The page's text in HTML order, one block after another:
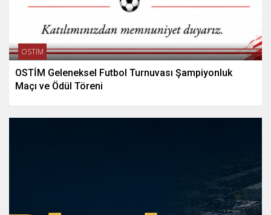
OSTİM
OSTİM Geleneksel Futbol Turnuvası Şampiyonluk
Maçı ve Ödül Töreni